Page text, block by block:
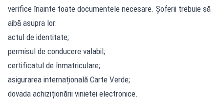
verifice înainte toate documentele necesare. Șoferii trebuie să
aibă asupra lor:
actul de identitate;
permisul de conducere valabil;
certificatul de înmatriculare;
asigurarea internațională Carte Verde;
dovada achiziționării vinietei electronice.